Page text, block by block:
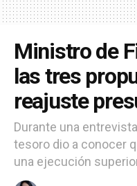
Ministro de
las tres
reajuste
Durante una
tesoro dio a conocer
una ejecución